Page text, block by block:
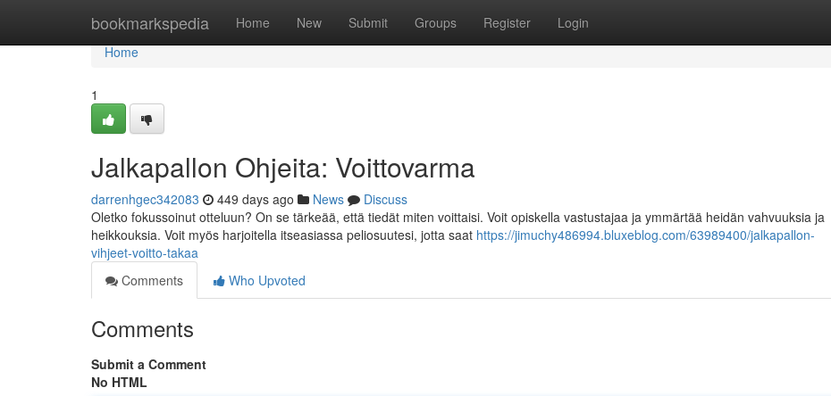
bookmarkspedia Home New Submit Groups Register Login
Home
Home
1
Jalkapallon Ohjeita: Voittovarma
darrenhgec342083 449 days ago News
Discuss
Oletko fokussoinut otteluun? On se tärkeää, että tiedät miten voittaisi. Voit opiskella vastustajaa ja ymmärtää heidän vahvuuksia ja
heikkouksia. Voit myös harjoitella itseasiassa peliosuutesi, jotta saat https://jimuchy486994.bluxeblog.com/63989400/jalkapallon-
vihjeet-voitto-takaa
Comments
Who Upvoted
Comments
Submit a Comment
No HTML